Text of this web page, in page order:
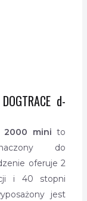
d-
2000 mini to
do
oferuje 2
i 40 stopni
jest